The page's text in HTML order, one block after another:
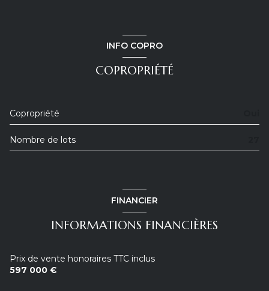
INFO COPRO
COPROPRIÉTÉ
Copropriété
Nombre de lots
FINANCIER
INFORMATIONS FINANCIÈRES
Prix de vente honoraires TTC inclus
597 000 €